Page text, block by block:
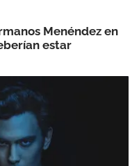
Menéndez en
estar